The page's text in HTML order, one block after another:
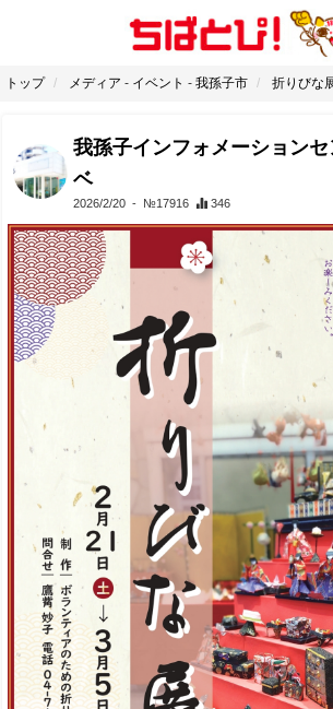
トップ メディア - イベント - 我孫子市 折りびな
我孫子インフォメーション
ベ
2026/2/20 - №17916 346